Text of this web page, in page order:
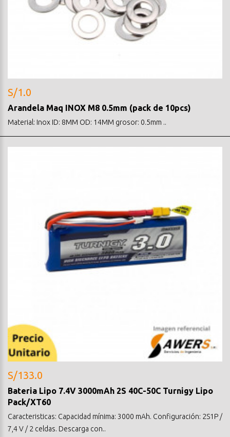
S/1.0
Arandela Maq INOX M8 0.5mm (pack de 10pcs)
Material: Inox ID: 8MM OD: 14MM grosor: 0.5mm ..
S/133.0
Bateria Lipo 7.4V 3000mAh 2S 40C-50C Turnigy Lipo
Pack/XT60
Caracteristicas: Capacidad mínima: 3000 mAh. Configuración: 2S1P /
7,4 V / 2 celdas. Descarga con..